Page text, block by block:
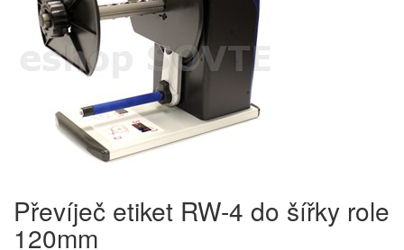
Převíječ etiket RW-4 do šířky role
120mm